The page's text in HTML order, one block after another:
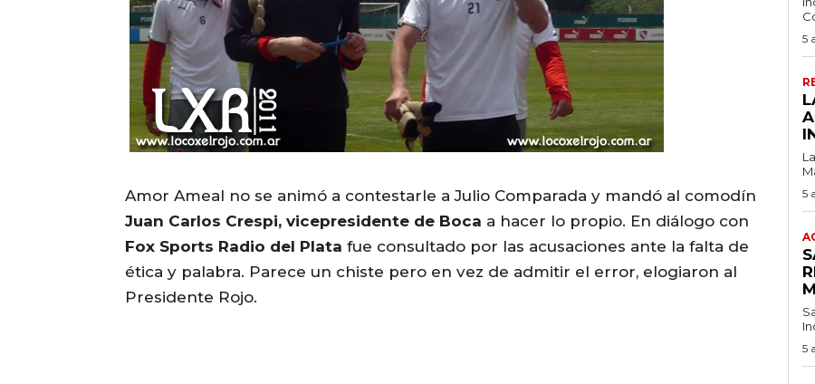
Amor Ameal no se animó a contestarle a Julio Comparada y mandó al comodín
Juan Carlos Crespi, vicepresidente de Boca a hacer lo propio. En diálogo con
Fox Sports Radio del Plata fue consultado por las acusaciones ante la falta de
ética y palabra. Parece un chiste pero en vez de admitir el error, elogiaron al
Presidente Rojo.
5
5
5